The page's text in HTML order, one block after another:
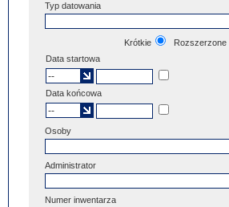
Typ datowania
Krótkie
Rozszerzone
Data startowa
Data końcowa
Osoby
Administrator
Numer inwentarza